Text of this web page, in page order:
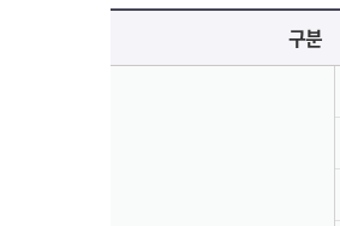
국가회계 전문교육(집합교육)에 대한 안내 표로 국가회계이론, 국가회계실무, 재무결산실무로 구분되며 이에 해당하는 내용으로 구성되어 있습니다.
구분